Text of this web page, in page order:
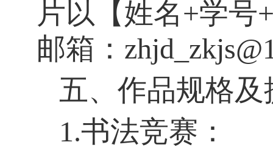
片以【姓名+学号
邮箱：
五、作品规格
1.书法竞赛：